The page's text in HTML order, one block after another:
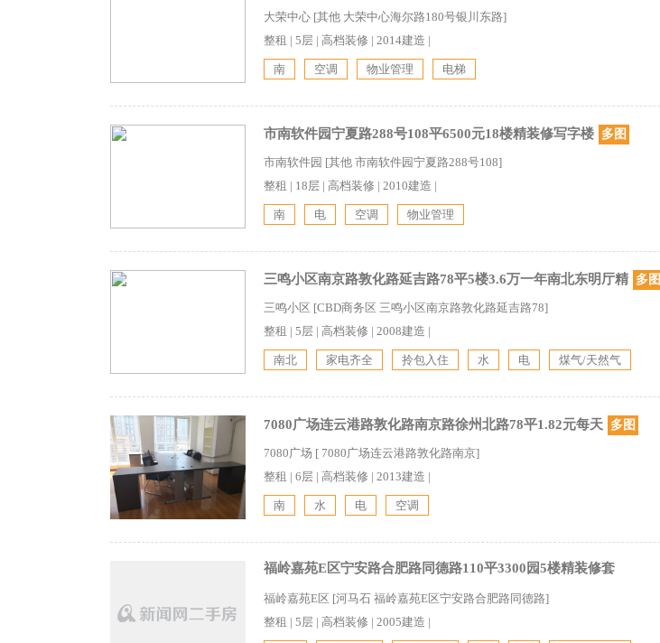
大荣中心 [其他 大荣中心海尔路180号银川东路]
整租 | 5层 | 高档装修 | 2014建造 |
南 空调 物业管理 电梯
市南软件园宁夏路288号108平6500元18楼精装修写字楼 多图
市南软件园 [其他 市南软件园宁夏路288号108]
整租 | 18层 | 高档装修 | 2010建造 |
南 电 空调 物业管理
三鸣小区南京路敦化路延吉路78平5楼3.6万一年南北东明厅精 多图
三鸣小区 [CBD商务区 三鸣小区南京路敦化路延吉路78]
整租 | 5层 | 高档装修 | 2008建造 |
南北 家电齐全 拎包入住 水 电 煤气/天然气
7080广场连云港路敦化路南京路徐州北路78平1.82元每天 多图
7080广场 [ 7080广场连云港路敦化路南京]
整租 | 6层 | 高档装修 | 2013建造 |
南 水 电 空调
福岭嘉苑E区宁安路合肥路同德路110平3300园5楼精装修套
福岭嘉苑E区 [河马石 福岭嘉苑E区宁安路合肥路同德路]
整租 | 5层 | 高档装修 | 2005建造 |